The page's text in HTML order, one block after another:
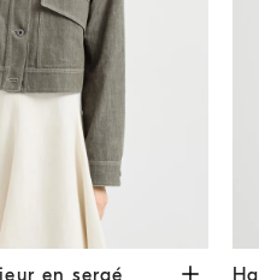
en sergé effet denim Vert
en sergé